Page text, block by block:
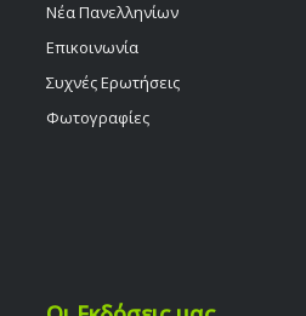
Νέα Πανελληνίων
Επικοινωνία
Συχνές Ερωτήσεις
Φωτογραφίες